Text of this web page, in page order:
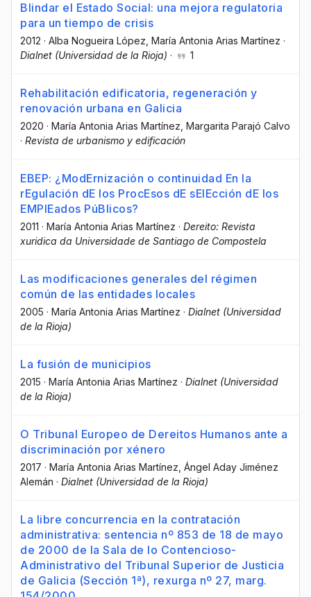
Blindar el Estado Social: una mejora regulatoria
para un tiempo de crisis
2012 · Alba Nogueira López , María Antonia Arias Martínez ·
Dialnet (Universidad de la Rioja) · 1
Rehabilitación edificatoria, regeneración y
renovación urbana en Galicia
2020 · María Antonia Arias Martínez , Margarita Parajó Calvo
· Revista de urbanismo y edificación
EBEP: ¿ModErnización o continuidad En la
rEgulación dE los ProcEsos dE sElEcción dE los
EMPlEados PúBlicos?
2011 · María Antonia Arias Martínez · Dereito: Revista
xuridica da Universidade de Santiago de Compostela
Las modificaciones generales del régimen
común de las entidades locales
2005 · María Antonia Arias Martínez · Dialnet (Universidad
de la Rioja)
La fusión de municipios
2015 · María Antonia Arias Martínez · Dialnet (Universidad
de la Rioja)
O Tribunal Europeo de Dereitos Humanos ante a
discriminación por xénero
2017 · María Antonia Arias Martínez , Ángel Aday Jiménez
Alemán · Dialnet (Universidad de la Rioja)
La libre concurrencia en la contratación
administrativa: sentencia nº 853 de 18 de mayo
de 2000 de la Sala de lo Contencioso-
Administrativo del Tribunal Superior de Justicia
de Galicia (Sección 1ª), rexurga nº 27, marg.